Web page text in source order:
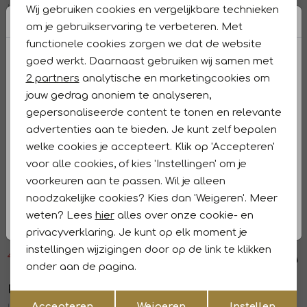
LONG SLEEVE SHIRT Waffle Jersey 7013 Bone white
65,99 109,99 149,99
/2
PME Legend
LONG SLEEVE SHIRT Print on Ctn Str 8203 Marron
1/2
PME Legend
47,99
Sale
PME Legend
American Classic LONG SLEEVE SHIRT 6414 Dusty olive
47,99 79,99
1/2
PME Legend
99,99
/2
PME Legend
Short Sleeve Shirt Ctn Linen 2 ton 6149 Deep Lichen Green
47,99 79,99
1/2
PME Legend
79,99
1/2
Sale
PME Legend 1/2
PME Legend
Personalisatie cookies
Analytische cookies
Marketing cookies
Opslaan
Wij gebruiken cookies en vergelijkbare technieken
om je gebruikservaring te verbeteren. Met
functionele cookies zorgen we dat de website
goed werkt. Daarnaast gebruiken wij samen met
2 partners analytische en marketingcookies om
jouw gedrag anoniem te analyseren,
gepersonaliseerde content te tonen en relevante
advertenties aan te bieden. Je kunt zelf bepalen
welke cookies je accepteert. Klik op 'Accepteren'
voor alle cookies, of kies 'Instellingen' om je
voorkeuren aan te passen. Wil je alleen
noodzakelijke cookies? Kies dan 'Weigeren'. Meer
weten? Lees hieralles over onze cookie- en
privacyverklaring. Je kunt op elk moment je
instellingen wijzigingen door op de link te klikken
onder aan de pagina.